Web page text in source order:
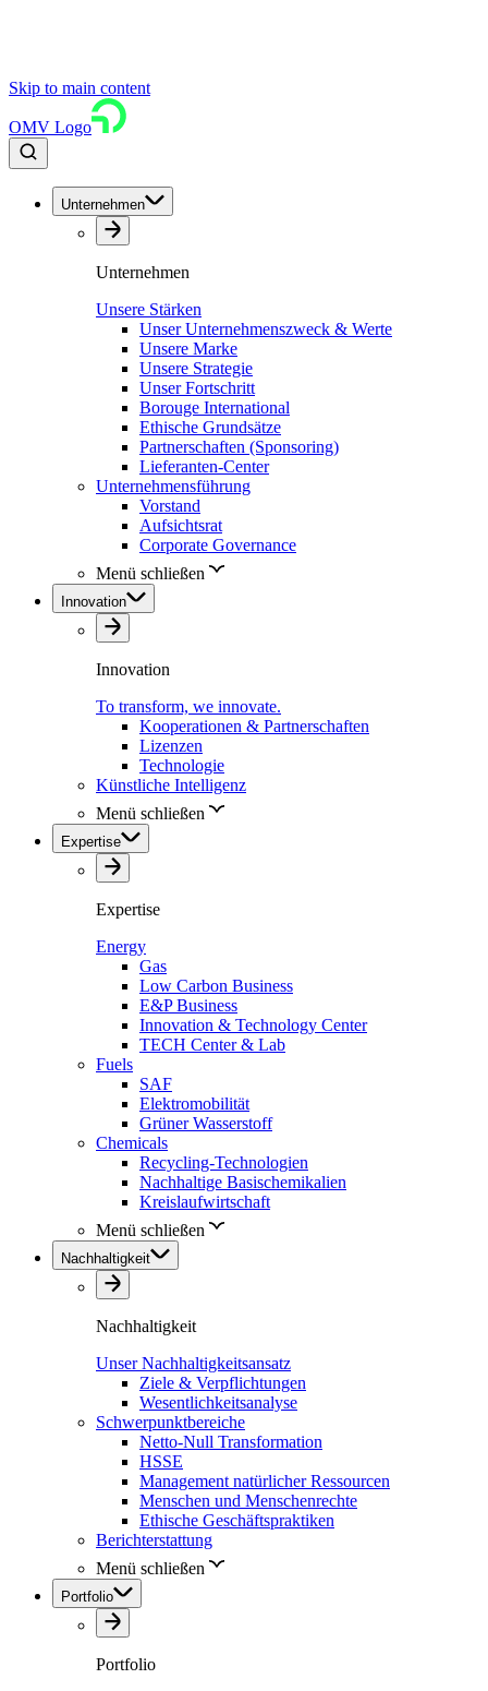
Skip to main content
OMV Logo
Unternehmen
Unternehmen
Unsere Stärken
Unser Unternehmenszweck & Werte
Unsere Marke
Unsere Strategie
Unser Fortschritt
Borouge International
Ethische Grundsätze
Partnerschaften (Sponsoring)
Lieferanten-Center
Unternehmensführung
Vorstand
Aufsichtsrat
Corporate Governance
Menü schließen
Innovation
Innovation
To transform, we innovate.
Kooperationen & Partnerschaften
Lizenzen
Technologie
Künstliche Intelligenz
Menü schließen
Expertise
Expertise
Energy
Gas
Low Carbon Business
E&P Business
Innovation & Technology Center
TECH Center & Lab
Fuels
SAF
Elektromobilität
Grüner Wasserstoff
Chemicals
Recycling-Technologien
Nachhaltige Basischemikalien
Kreislaufwirtschaft
Menü schließen
Nachhaltigkeit
Nachhaltigkeit
Unser Nachhaltigkeitsansatz
Ziele & Verpflichtungen
Wesentlichkeitsanalyse
Schwerpunktbereiche
Netto-Null Transformation
HSSE
Management natürlicher Ressourcen
Menschen und Menschenrechte
Ethische Geschäftspraktiken
Berichterstattung
Menü schließen
Portfolio
Portfolio